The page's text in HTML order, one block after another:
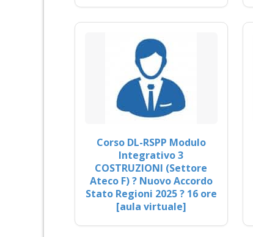
Corso DL-RSPP Modulo
Integrativo 3
COSTRUZIONI (Settore
Ateco F) ? Nuovo Accordo
Stato Regioni 2025 ? 16 ore
[aula virtuale]